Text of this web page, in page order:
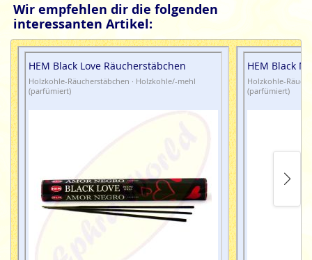
Wir empfehlen dir die folgenden
interessanten Artikel:
HEM Black Love Räucherstäbchen
Holzkohle-Räucherstäbchen · Holzkohle/-mehl
(parfümiert)
HEM Black
Holzkohle-
(parfümiert)